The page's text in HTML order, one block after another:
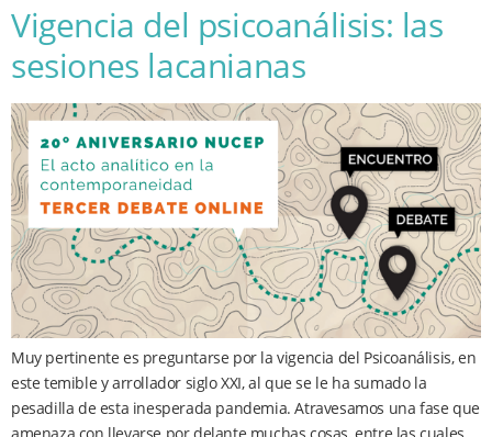
Vigencia del psicoanálisis: las
sesiones lacanianas
Muy pertinente es preguntarse por la vigencia del Psicoanálisis, en
este temible y arrollador siglo XXI, al que se le ha sumado la
pesadilla de esta inesperada pandemia. Atravesamos una fase que